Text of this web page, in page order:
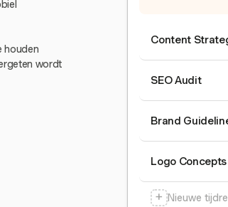
houden
wordt
Content
SEO Audit
Brand
Logo Concepts
+ Nieuwe